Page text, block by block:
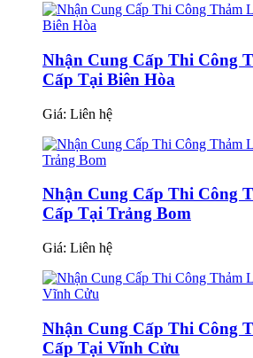
Nhận Cung Cấp Thi Công
Cấp Tại Biên Hòa
Giá: Liên hệ
Nhận Cung Cấp Thi Công
Cấp Tại Trảng Bom
Giá: Liên hệ
Nhận Cung Cấp Thi Công
Cấp Tại Vĩnh Cửu